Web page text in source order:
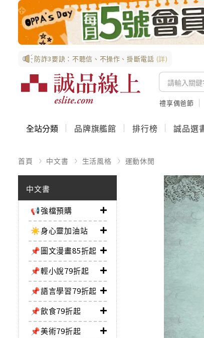
防詐3要訣：不聽信、不操作、掛斷電話 (詳)
禮享偶爸節
全站分類 品牌旗艦館 排行榜 誠品選
首頁 中文書 生活風格 運動休閒
中文書
📢強檔預購
☀️身心靈加油站
📌圖文漫畫85折起
📌輕小說79折起
📌語言學習79折起
📌飲食79折起
📌美術79折起